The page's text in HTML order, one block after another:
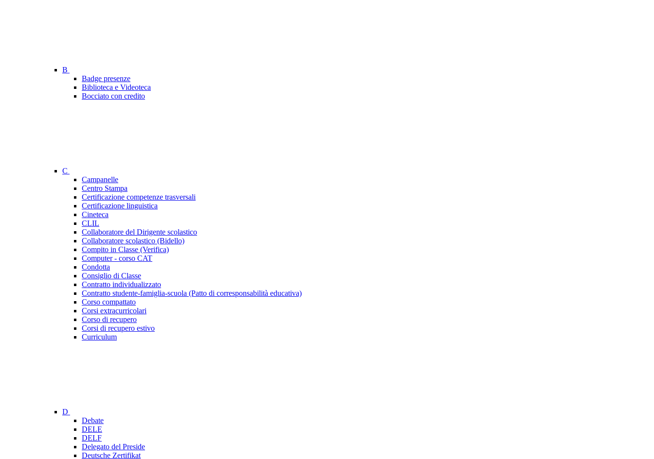
B
Badge presenze
Biblioteca e Videoteca
Bocciato con credito
C
Campanelle
Centro Stampa
Certificazione competenze trasversali
Certificazione linguistica
Cineteca
CLIL
Collaboratore del Dirigente scolastico
Collaboratore scolastico (Bidello)
Compito in Classe (Verifica)
Computer - corso CAT
Condotta
Consiglio di Classe
Contratto individualizzato
Contratto studente-famiglia-scuola (Patto di corresponsabilità educativa)
Corso compattato
Corsi extracurricolari
Corso di recupero
Corsi di recupero estivo
Curriculum
D
Debate
DELE
DELF
Delegato del Preside
Deutsche Zertifikat